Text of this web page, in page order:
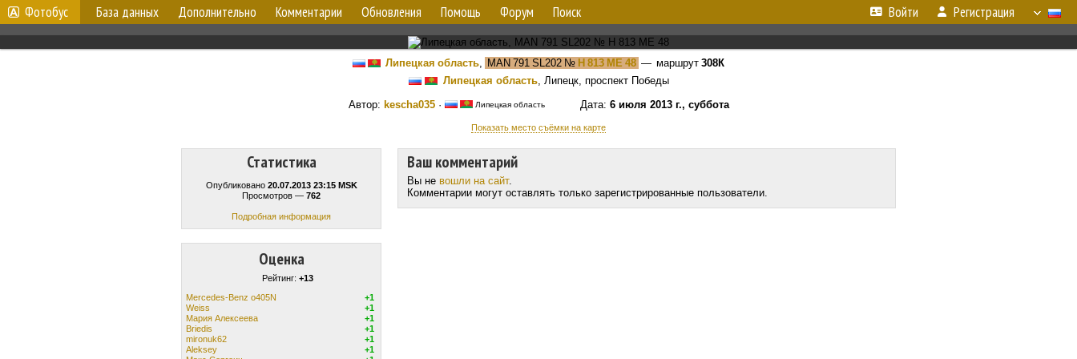
Фотобус База данных Дополнительно Комментарии Обновления Помощь Форум Поиск Войти Регистрация
Липецкая область, MAN 791 SL202 № Н 813 МЕ 48 — маршрут 308К
Липецкая область, Липецк, проспект Победы
Автор: kescha035· Липецкая областьДата: 6 июля 2013 г., суббота
Показать место съёмки на карте
Статистика
Опубликовано 20.07.2013 23:15 MSK
Просмотров — 762
Подробная информация
Оценка
Рейтинг: +13
Mercedes-Benz o405N
+1
Weiss
+1
Мария Алексеева
+1
Briedis
+1
mironuk62
+1
Aleksey
+1
Ваш комментарий
Вы не вошли на сайт.
Комментарии могут оставлять только зарегистрированные пользователи.